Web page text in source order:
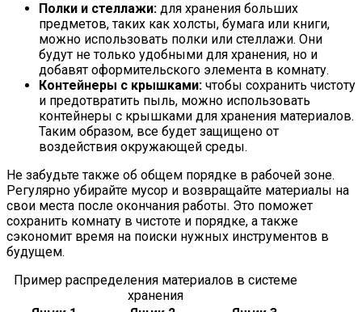
Полки и стеллажи: для хранения больших
предметов, таких как холсты, бумага или книги,
можно использовать полки или стеллажи. Они
будут не только удобными для хранения, но и
добавят оформительского элемента в комнату.
Контейнеры с крышками: чтобы сохранить чистоту
и предотвратить пыль, можно использовать
контейнеры с крышками для хранения материалов.
Таким образом, все будет защищено от
воздействия окружающей среды.
Не забудьте также об общем порядке в рабочей зоне.
Регулярно убирайте мусор и возвращайте материалы на
свои места после окончания работы. Это поможет
сохранить комнату в чистоте и порядке, а также
сэкономит время на поиски нужных инструментов в
будущем.
Пример распределения материалов в системе
хранения